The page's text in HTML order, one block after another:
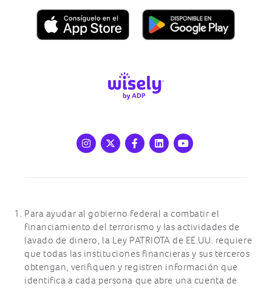
Instagram
X Facebook
LinkedIn
Youtube
Footnotes
Para ayudar al gobierno federal a combatir el
financiamiento del terrorismo y las actividades de
lavado de dinero, la Ley PATRIOTA de EE.UU. requiere
que todas las instituciones financieras y sus terceros
obtengan, verifiquen y registren información que
identifica a cada persona que abre una cuenta de